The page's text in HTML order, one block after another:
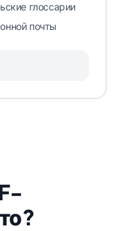
глоссарии
почты